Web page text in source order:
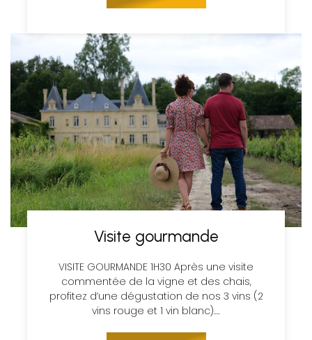
Visite gourmande
VISITE GOURMANDE 1H30 Après une visite
commentée de la vigne et des chais,
profitez d’une dégustation de nos 3 vins (2
vins rouge et 1 vin blanc).…